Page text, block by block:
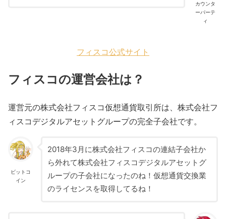
カウンタ
ーパーテ
ィ
フィスコ公式サイト
フィスコの運営会社は？
運営元の株式会社フィスコ仮想通貨取引所は、株式会社フ
ィスコデジタルアセットグループの完全子会社です。
ビットコ
イン
2018年3月に株式会社フィスコの連結子会社か
ら外れて株式会社フィスコデジタルアセットグ
ループの子会社になったのね！仮想通貨交換業
のライセンスを取得してるね！